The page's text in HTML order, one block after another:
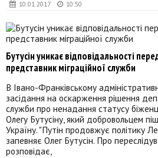
10.01.2017 10:50
Бутусін уникає відповідальності
представник міграційної служби
В Івано-Франківському
засідання на оскарження рішення
служби про ненадання статусу
Олегу Бутусіну, який добровольцем
Україну. "Путін продовжує політику
запевняє Олег Бутусін. Про
розповідає,